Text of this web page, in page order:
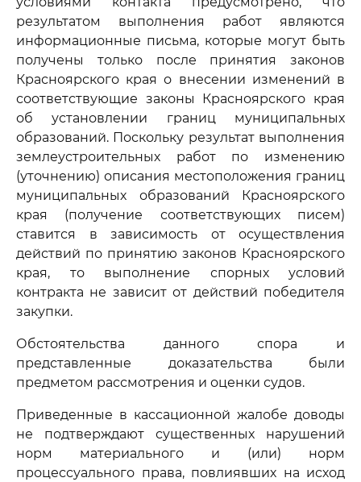
результатом выполнения работ являются
информационные письма, которые могут быть
получены только после принятия законов
Красноярского края о внесении изменений в
соответствующие законы Красноярского края
об установлении границ муниципальных
образований. Поскольку результат выполнения
землеустроительных работ по изменению
(уточнению) описания местоположения границ
муниципальных образований Красноярского
края (получение соответствующих писем)
ставится в зависимость от осуществления
действий по принятию законов Красноярского
края, то выполнение спорных условий
контракта не зависит от действий победителя
закупки.
Обстоятельства данного спора и
представленные доказательства были
предметом рассмотрения и оценки судов.
Приведенные в кассационной жалобе доводы
не подтверждают существенных нарушений
норм материального и (или) норм
процессуального права, повлиявших на исход